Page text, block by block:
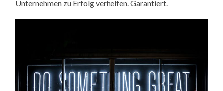
Unternehmen zu Erfolg verhelfen. Garantiert.